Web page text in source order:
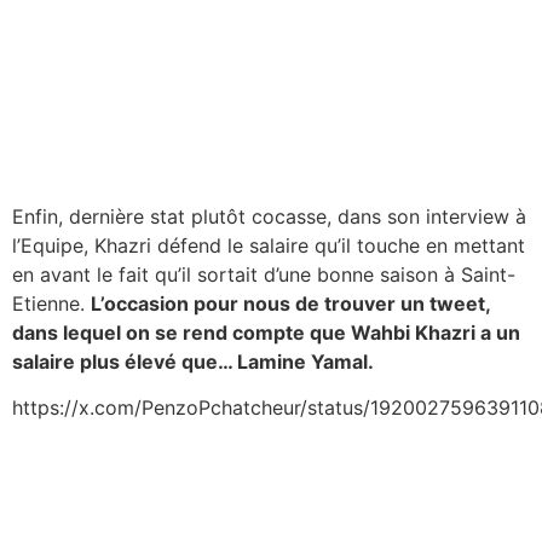
Enfin, dernière stat plutôt cocasse, dans son interview à
l’Equipe, Khazri défend le salaire qu’il touche en mettant
en avant le fait qu’il sortait d’une bonne saison à Saint-
Etienne. L’occasion pour nous de trouver un tweet,
dans lequel on se rend compte que Wahbi Khazri a un
salaire plus élevé que… Lamine Yamal.
https://x.com/PenzoPchatcheur/status/